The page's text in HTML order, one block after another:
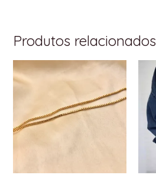
Produtos relacionados